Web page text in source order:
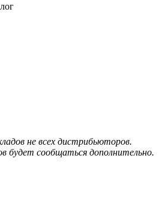
не всех дистрибьюторов.
будет сообщаться дополнительно.